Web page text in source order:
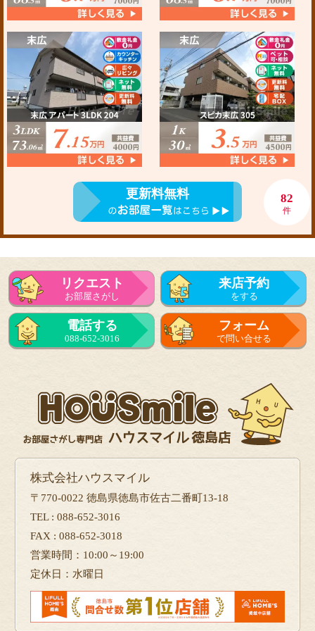
更新料無料 82
件
リクエスト
お部屋さがし
来店予約
をする
電話する
088-652-3016
フォーム
で問い合せる
株式会社ハウスマイル
〒770-0022 徳島県徳島市佐古二番町13-18
TEL : 088-652-3016
FAX : 088-652-3018
営業時間：10:00～19:00
定休日：水曜日